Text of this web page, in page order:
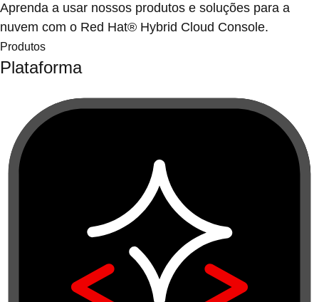
Aprenda a usar nossos produtos e soluções para a
nuvem com o Red Hat® Hybrid Cloud Console.
Produtos
Plataforma